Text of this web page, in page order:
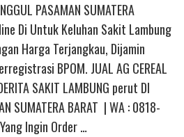
PASAMAN SUMATERA
Di Untuk Keluhan Sakit Lambung
Harga Terjangkau, Dijamin
BPOM. JUAL AG CEREAL
SAKIT LAMBUNG perut DI
SUMATERA BARAT | WA : 0818-
Ingin Order …